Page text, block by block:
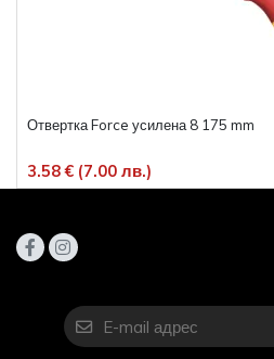
Отвертка Force усилена 8 175 mm
3.58 € (7.00 лв.)